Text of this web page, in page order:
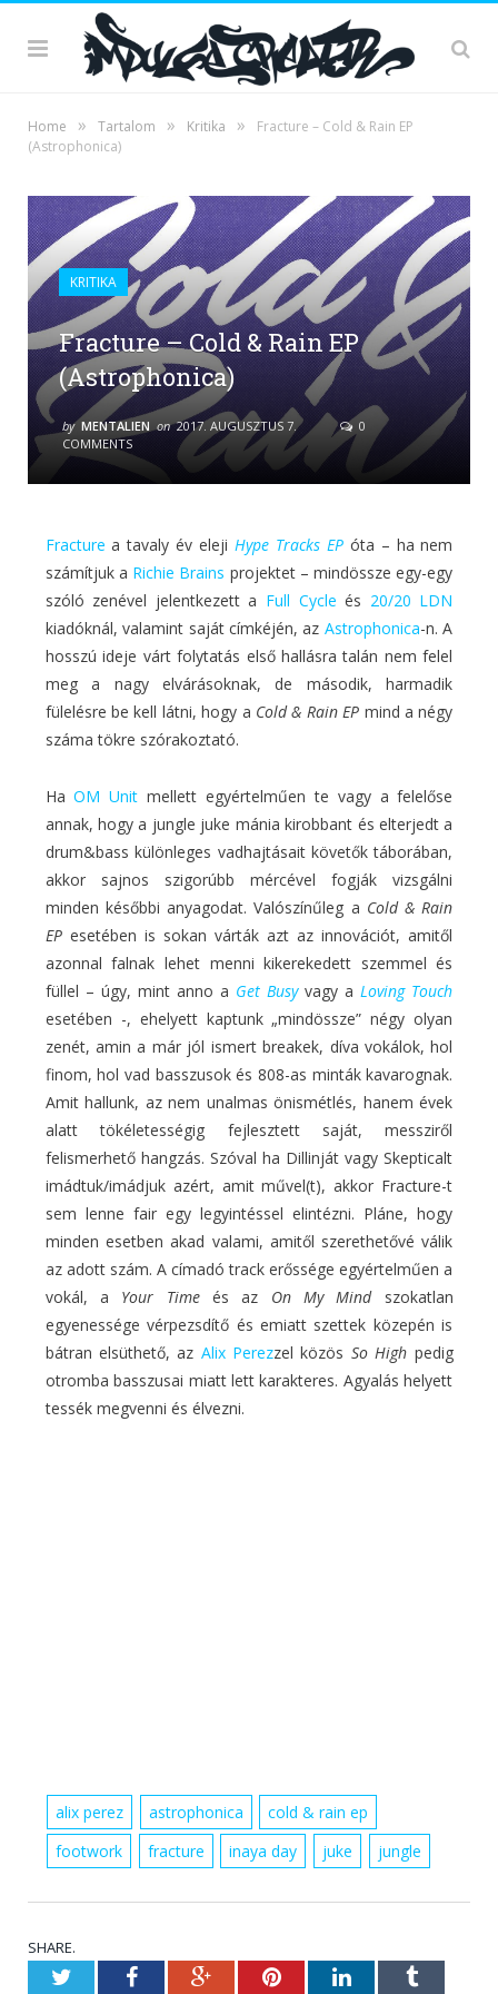
Home » Tartalom » Kritika »
Fracture – Cold & Rain EP
(Astrophonica)
KRITIKA
Fracture – Cold & Rain EP
(Astrophonica)
by MENTALIEN on 2017. AUGUSZTUS 7.
0
COMMENTS
Fracture a tavaly év eleji Hype Tracks EPóta – ha nem
számítjuk a Richie Brains projektet – mindössze egy-egy
szóló zenével jelentkezett a Full Cycle és 20/20 LDN
kiadóknál, valamint saját címkéjén, az Astrophonica-n. A
hosszú ideje várt folytatás első hallásra talán nem felel
meg a nagy elvárásoknak, de második, harmadik
fülelésre be kell látni, hogy a Cold & Rain EP mind a négy
száma tökre szórakoztató.
HaOM Unit mellett egyértelműen te vagy a felelőse
annak, hogy a jungle juke mánia kirobbant és elterjedt a
drum&bass különleges vadhajtásait követők táborában,
akkor sajnos szigorúbb mércével fogják vizsgálni
minden későbbi anyagodat. Valószínűleg a Cold & Rain
EPesetében is sokan várták azt az innovációt, amitől
azonnal falnak lehet menni kikerekedett szemmel és
füllel – úgy, mint anno a Get Busyvagy a Loving Touch
esetében -, ehelyett kaptunk „mindössze” négy olyan
zenét, amin a már jól ismert breakek, díva vokálok, hol
finom, hol vad basszusok és 808-as minták kavarognak.
Amit hallunk, az nem unalmas önismétlés, hanem évek
alatt tökéletességig fejlesztett saját, messziről
felismerhető hangzás. Szóval ha Dillinját vagy Skepticalt
imádtuk/imádjuk azért, amit művel(t), akkor Fracture-t
sem lenne fair egy legyintéssel elintézni. Pláne, hogy
minden esetben akad valami, amitől szerethetővé válik
az adott szám. A címadó track erőssége egyértelműen a
vokál, a Your Timeés az On My Mindszokatlan
egyenessége vérpezsdítő és emiatt szettek közepén is
bátran elsüthető, az Alix Perezzel közös So High pedig
otromba basszusai miatt lett karakteres. Agyalás helyett
tessék megvenni és élvezni.
alix perez astrophonica
cold & rain ep
footwork
fracture inaya day juke jungle
SHARE.
TwitterFacebookGoogle+PinterestLinkedInTumblr